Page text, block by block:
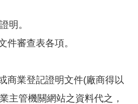
明。
件審查表各項。
商業登記證明文件(廠商得以
主管機關網站之資料代之，